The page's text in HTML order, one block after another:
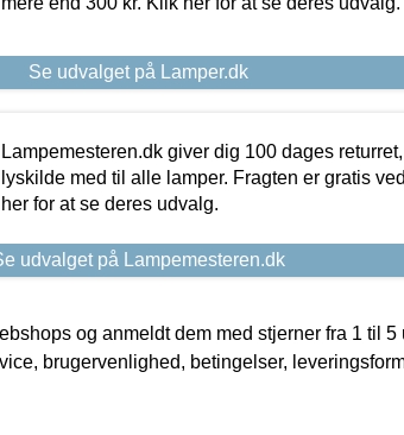
Se udvalget på Lamper.dk
Lampemesteren.dk giver dig 100 dages
lyskilde med til alle lamper. Fragten er gratis
her for at se deres udvalg.
udvalget på Lampemesteren.dk
og anmeldt dem med stjerner fra 1 til 5
brugervenlighed, betingelser,